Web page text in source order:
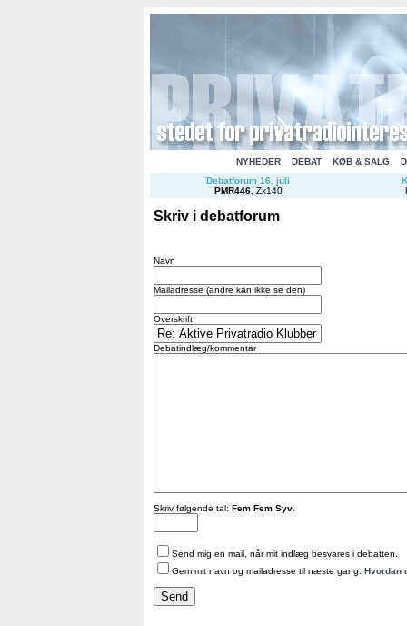
NYHEDER DEBAT KØB & SALG
Debatforum 16. juli
PMR446. Zx140
Skriv i debatforum
Navn
Mailadresse (andre kan ikke se den)
Overskrift
Debatindlæg/kommentar
Skriv følgende tal: Fem Fem Syv
Send mig en mail, når mit indlæg besvares i debatten.
Gem mit navn og mailadresse til næste gang. Hvordan